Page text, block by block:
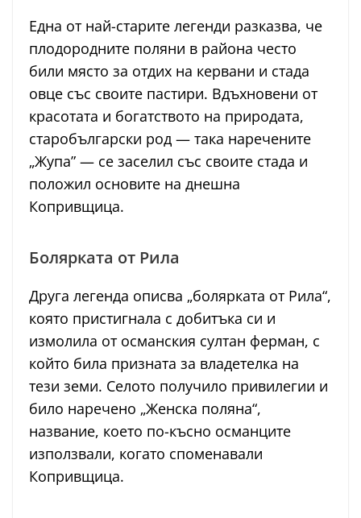
Една от най-старите легенди разказва, че
плодородните поляни в района често
били място за отдих на кервани и стада
овце със своите пастири. Вдъхновени от
красотата и богатството на природата,
старобългарски род — така наречените
„Жупа” — се заселил със своите стада и
положил основите на днешна
Копривщица.
Болярката от Рила
Друга легенда описва „болярката от Рила“,
която пристигнала с добитъка си и
измолила от османския султан ферман, с
който била призната за владетелка на
тези земи. Селото получило привилегии и
било наречено „Женска поляна“,
название, което по-късно османците
използвали, когато споменавали
Копривщица.